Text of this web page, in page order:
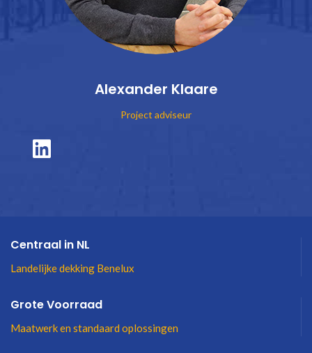
Alexander Klaare
Project adviseur
Centraal in NL
Landelijke dekking Benelux
Grote Voorraad
Maatwerk en standaard oplossingen